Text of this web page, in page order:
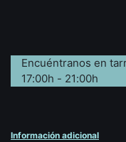
Encuéntranos en
17:00h - 21:00h
Información adicional